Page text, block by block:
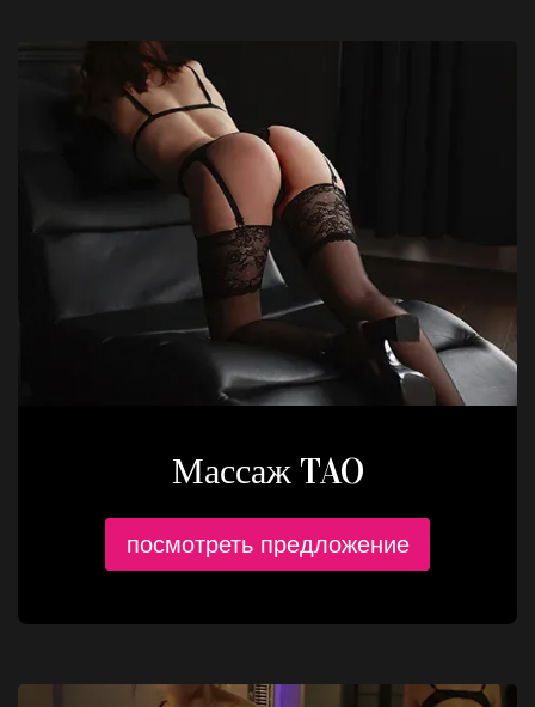
Массаж TAO
посмотреть предложение